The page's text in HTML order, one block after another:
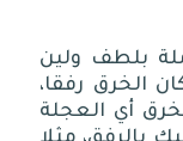
بلطف ولين
الخرق رفقا،
أي العجلة